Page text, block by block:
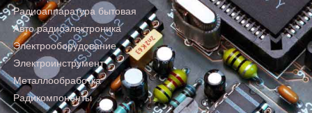
Радиоаппаратура бытовая
Авто радиоэлектроника
Электрооборудование
Электроинструмент
Металлообработка
Радикомпоненты